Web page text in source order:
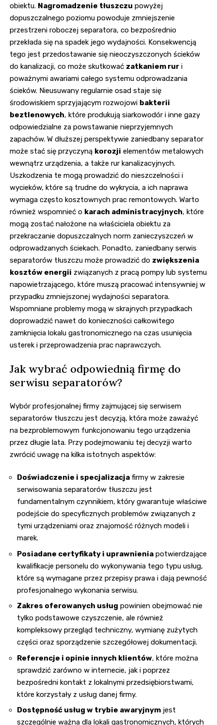
obiektu. Nagromadzenie tłuszczu powyżej
dopuszczalnego poziomu powoduje zmniejszenie
przestrzeni roboczej separatora, co bezpośrednio
przekłada się na spadek jego wydajności. Konsekwencją
tego jest przedostawanie się nieoczyszczonych ścieków
do kanalizacji, co może skutkować zatkaniem rur i
poważnymi awariami całego systemu odprowadzania
ścieków. Nieusuwany regularnie osad staje się
środowiskiem sprzyjającym rozwojowi bakterii
beztlenowych, które produkują siarkowodór i inne gazy
odpowiedzialne za powstawanie nieprzyjemnych
zapachów. W dłuższej perspektywie zaniedbany separator
może stać się przyczyną korozji elementów metalowych
wewnątrz urządzenia, a także rur kanalizacyjnych.
Uszkodzenia te mogą prowadzić do nieszczelności i
wycieków, które są trudne do wykrycia, a ich naprawa
wymaga często kosztownych prac remontowych. Warto
również wspomnieć o karach administracyjnych, które
mogą zostać nałożone na właściciela obiektu za
przekraczanie dopuszczalnych norm zanieczyszczeń w
odprowadzanych ściekach. Ponadto, zaniedbany serwis
separatorów tłuszczu może prowadzić do zwiększenia
kosztów energii związanych z pracą pompy lub systemu
napowietrzającego, które muszą pracować intensywniej w
przypadku zmniejszonej wydajności separatora.
Wspomniane problemy mogą w skrajnych przypadkach
doprowadzić nawet do konieczności całkowitego
zamknięcia lokalu gastronomicznego na czas usunięcia
usterek i przeprowadzenia prac naprawczych.
Jak wybrać odpowiednią firmę do
serwisu separatorów?
Wybór profesjonalnej firmy zajmującej się serwisem
separatorów tłuszczu jest decyzją, która może zaważyć
na bezproblemowym funkcjonowaniu tego urządzenia
przez długie lata. Przy podejmowaniu tej decyzji warto
zwrócić uwagę na kilka istotnych aspektów:
Doświadczenie i specjalizacja firmy w zakresie
serwisowania separatorów tłuszczu jest
fundamentalnym czynnikiem, który gwarantuje właściwe
podejście do specyficznych problemów związanych z
tymi urządzeniami oraz znajomość różnych modeli i
marek.
Posiadane certyfikaty i uprawnienia potwierdzające
kwalifikacje personelu do wykonywania tego typu usług,
które są wymagane przez przepisy prawa i dają pewność
profesjonalnego wykonania serwisu.
Zakres oferowanych usług powinien obejmować nie
tylko podstawowe czyszczenie, ale również
kompleksowy przegląd techniczny, wymianę zużytych
części oraz sporządzenie szczegółowej dokumentacji.
Referencje i opinie innych klientów, które można
sprawdzić zarówno w internecie, jak i poprzez
bezpośredni kontakt z lokalnymi przedsiębiorstwami,
które korzystały z usług danej firmy.
Dostępność usług w trybie awaryjnym jest
szczególnie ważna dla lokali gastronomicznych, których